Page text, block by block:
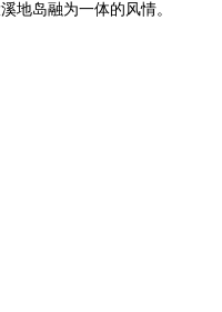
地岛融为一体的风情。